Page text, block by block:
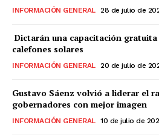
INFORMACIÓN GENERAL 28 de julio de
Dictarán una capacitación
calefones solares
INFORMACIÓN GENERAL 20 de julio de
Gustavo Sáenz volvió a liderar el
gobernadores con mejor imagen
INFORMACIÓN GENERAL 10 de julio de